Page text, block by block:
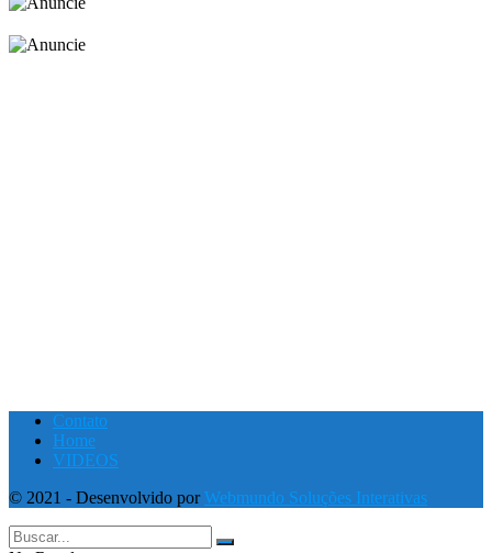
Contato
Home
VIDEOS
© 2021 - Desenvolvido porWebmundo Soluções Interativas